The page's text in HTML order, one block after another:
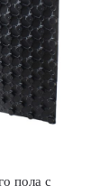
пола с